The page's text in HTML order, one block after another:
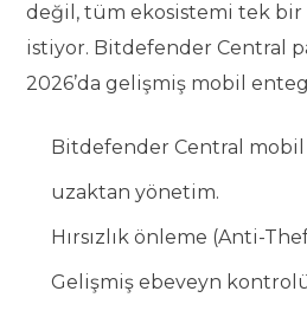
değil, tüm ekosistemi tek
istiyor. Bitdefender Central
2026’da gelişmiş mobil
Bitdefender Central mobil
uzaktan yönetim.
Hırsızlık önleme (Anti-
Gelişmiş ebeveyn